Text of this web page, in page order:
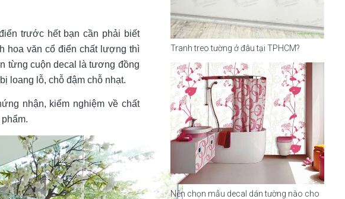
trước hết bạn cần phải biết
hoa văn cổ điển chất lượng thì
từng cuộn decal là tương đồng
loang lỗ, chỗ đậm chỗ nhạt.
nhận, kiểm nghiệm về chất
Tranh treo tường ở đâu tại TPHCM?
Nên chọn mẫu decal dán tường nào cho